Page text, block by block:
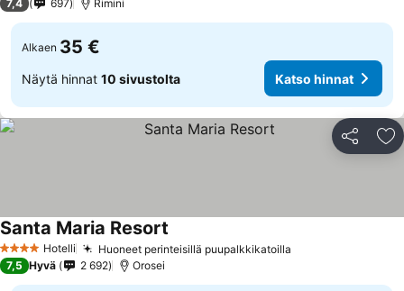
7,4 697 Rimini
Alkaen 35 €
Näytä hinnat 10 sivustolta Katso hinnat
Jaa
4 Tähtiluokitus
Hotelli Huoneet perinteisillä puupalkkikatoilla
Santa Maria Resort
7,5 Hyvä 2 692 Orosei